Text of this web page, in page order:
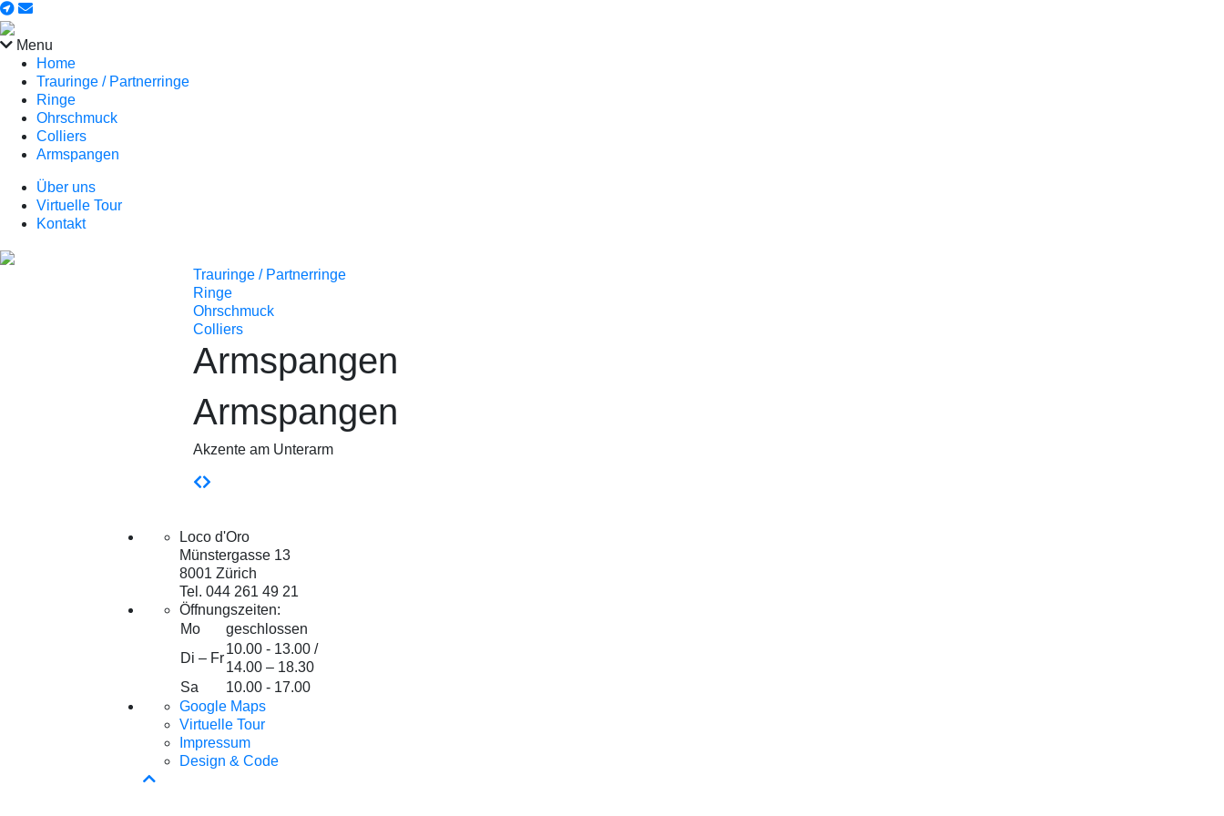
Menu
Home
Trauringe / Partnerringe
Ringe
Ohrschmuck
Colliers
Armspangen
Über uns
Virtuelle Tour
Kontakt
Trauringe / Partnerringe
Ringe
Ohrschmuck
Colliers
Armspangen
Armspangen
Akzente am Unterarm
Loco d'Oro
Münstergasse 13
8001 Zürich
Tel. 044 261 49 21
Öffnungszeiten:
Mo
geschlossen
Di – Fr
10.00 - 13.00 /
14.00 – 18.30
Sa
10.00 - 17.00
Google Maps
Virtuelle Tour
Impressum
Design & Code